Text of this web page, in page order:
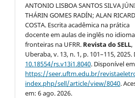
ANTONIO LISBOA SANTOS SILVA
THÁRIN GOMES RADÍN; ALAN
COSTA. Escrita acadêmica na prática
docente em aulas de inglês no
fronteiras na UFRR. Revista do SELL,
Uberaba, v. 13, n. 1, p. 101–115, 2025.
10.18554/rs.v13i1.8040. Disponível
https://seer.uftm.edu.br/
index.php/sell/article/view/8040.
em: 6 ago. 2026.